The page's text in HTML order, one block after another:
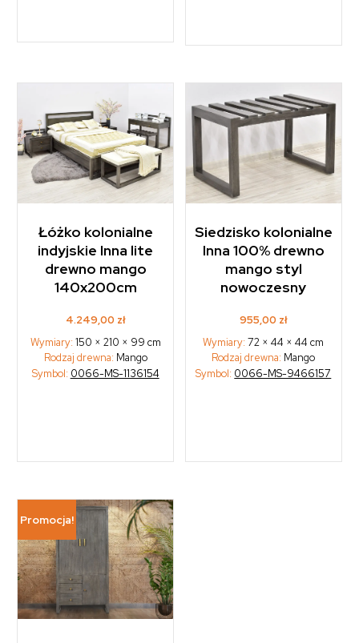
Łóżko kolonialne
indyjskie Inna lite
drewno mango
140x200cm
4.249,00 zł
Wymiary: 150 × 210 × 99 cm
Rodzaj drewna: Mango
Symbol: 0066-MS-1136154
Siedzisko kolonialne
Inna 100% drewno
mango styl
nowoczesny
955,00 zł
Wymiary:72 × 44 × 44 cm
Rodzaj drewna: Mango
Symbol: 0066-MS-9466157
Promocja!